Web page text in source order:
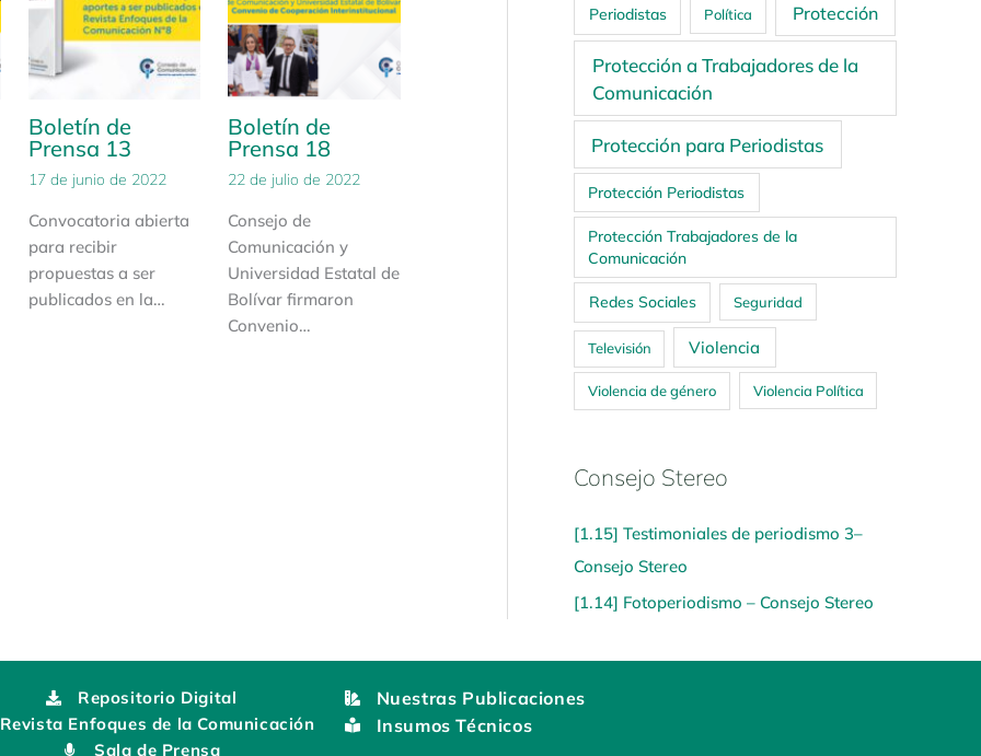
Boletín de
Prensa 13
17 de junio de 2022
Convocatoria abierta
para recibir
propuestas a ser
publicados en la…
Boletín de
Prensa 18
22 de julio de 2022
Consejo de
Comunicación y
Universidad Estatal de
Bolívar firmaron
Convenio…
Periodistas Política Protección
Protección a Trabajadores de la
Comunicación
Protección para Periodistas
Protección Periodistas
Protección Trabajadores de la
Comunicación
Redes Sociales Seguridad
Televisión Violencia
Violencia de género Violencia Política
Consejo Stereo
[1.15] Testimoniales de periodismo 3–
Consejo Stereo
[1.14] Fotoperiodismo – Consejo Stereo
Repositorio Digital
Revista Enfoques de la Comunicación
Sala de Prensa
Nuestras Publicaciones
Insumos Técnicos